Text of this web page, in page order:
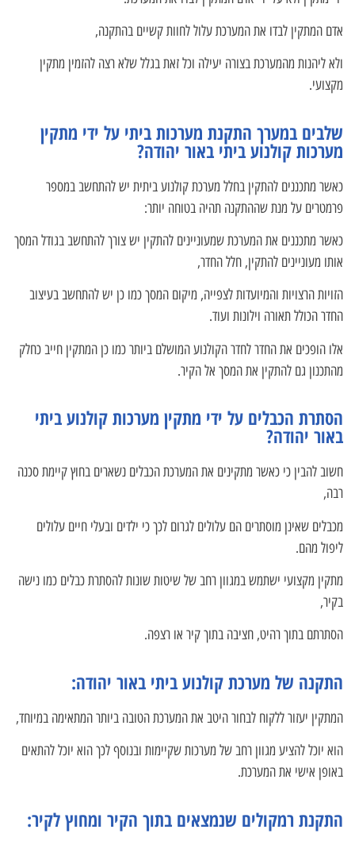
אדם המתקין לבדו את המערכת עלול לחוות קשיים בהתקנה,
ולא ליהנות מהמערכת בצורה יעילה וכל זאת בגלל שלא רצה להזמין מתקין
מקצועי.
שלבים במערך התקנת מערכות ביתי על ידי מתקין
מערכות קולנוע ביתי באור יהודה?
כאשר מתכננים להתקין בחלל מערכת קולנוע ביתית יש להתחשב במספר
פרמטרים על מנת שההתקנה תהיה בטוחה יותר:
כאשר מתכננים את המערכת שמעוניינים להתקין יש צורך להתחשב בגודל המסך
אותו מעוניינים להתקין, חלל החדר,
הזויות הרצויות והמיועדות לצפייה, מיקום המסך כמו כן יש להתחשב בעיצוב
החדר הכולל תאורה וילונות ועוד.
אלו הופכים את החדר לחדר הקולנוע המושלם ביותר כמו כן המתקין חייב כחלק
מהתכנון גם להתקין את המסך אל הקיר.
הסתרת הכבלים על ידי מתקין מערכות קולנוע ביתי
באור יהודה?
חשוב להבין כי כאשר מתקינים את המערכת הכבלים נשארים בחוץ קיימת סכנה
רבה,
מכבלים שאינן מוסתרים הם עלולים לגרום לכך כי ילדים ובעלי חיים עלולים
ליפול מהם.
מתקין מקצועי ישתמש במגוון רחב של שיטות שונות להסתרת כבלים כמו נישה
בקיר,
הסתרתם בתוך רהיט, חציבה בתוך קיר או רצפה.
התקנה של מערכת קולנוע ביתי באור יהודה:
המתקין יעזור ללקוח לבחור היטב את המערכת הטובה ביותר המתאימה במיוחד,
הוא יוכל להציע מגוון רחב של מערכות שקיימות ובנוסף לכך הוא יוכל להתאים
באופן אישי את המערכת.
התקנת רמקולים שנמצאים בתוך הקיר ומחוץ לקיר: